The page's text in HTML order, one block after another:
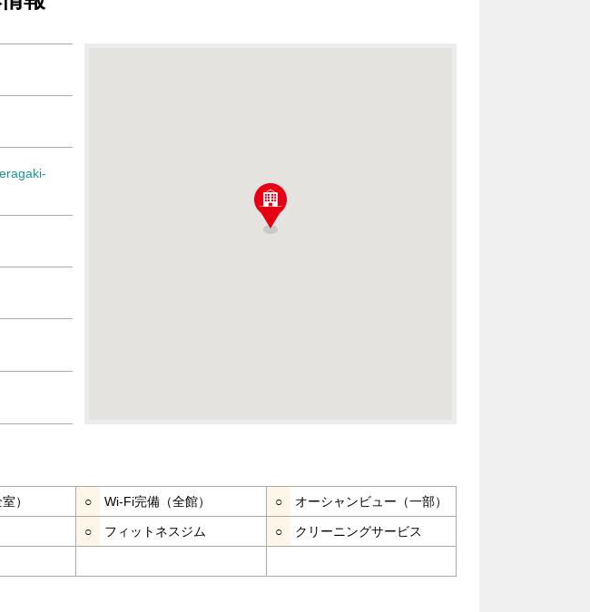
） ○ Wi-Fi完備（全館） ○ オーシャンビュー（一部）
○ フィットネスジム ○ クリーニングサービス